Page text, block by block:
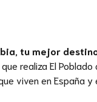
tu mejor
realiza El Poblado
viven en España